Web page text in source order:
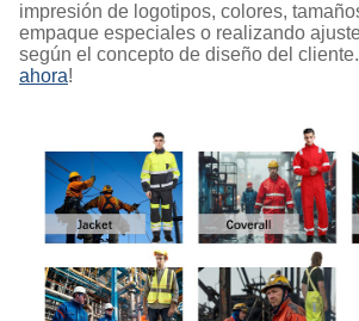
impresión de logotipos, colores,
empaque especiales o realizando
según el concepto de diseño del cliente.
ahora!